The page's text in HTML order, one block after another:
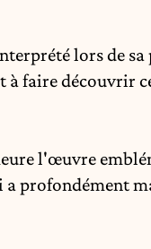
lors de
faire découvrir
l'œuvre
profondément